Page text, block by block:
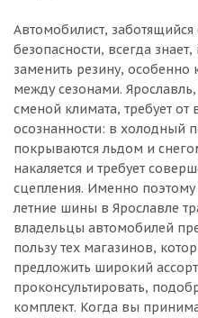
Автомобилист,
безопасности, всегда
заменить резину, особенно
между сезонами.
сменой климата, требует
осознанности: в холодный
покрываются льдом и
накаляется и требует
сцепления. Именно
летние шины в Ярославле
владельцы автомобилей
пользу тех магазинов,
предложить широкий
проконсультировать,
комплект. Когда вы